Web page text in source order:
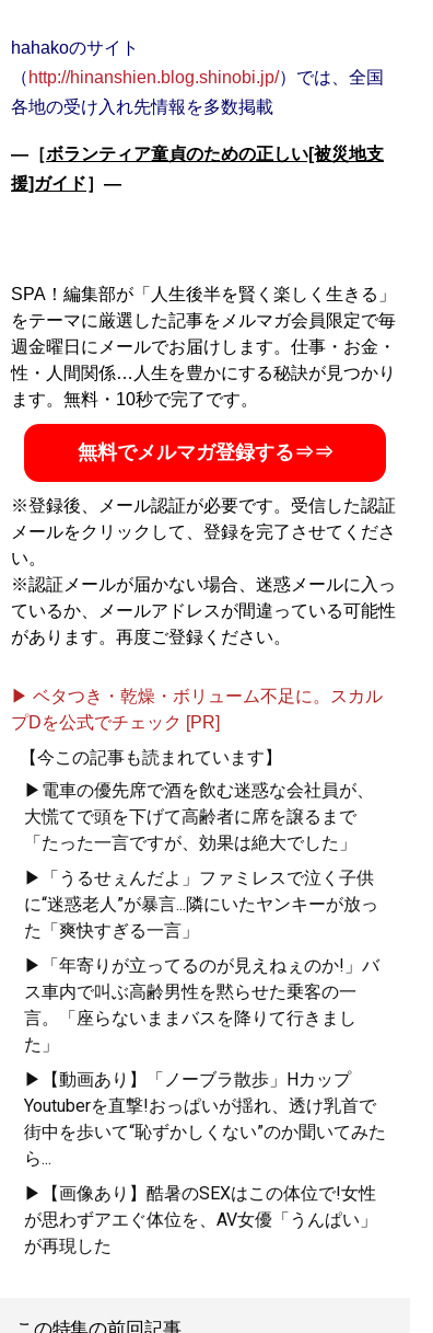
hahakoのサイト
（ http://hinanshien.blog.shinobi.jp/）では、全国
各地の受け入れ先情報を多数掲載
―［ボランティア童貞のための正しい[被災地支
援]ガイド］―
SPA！編集部が「人生後半を賢く楽しく生きる」
をテーマに厳選した記事をメルマガ会員限定で毎
週金曜日にメールでお届けします。仕事・お金・
性・人間関係…人生を豊かにする秘訣が見つかり
ます。無料・10秒で完了です。
無料でメルマガ登録する⇒⇒
※登録後、メール認証が必要です。受信した認証
メールをクリックして、登録を完了させてくださ
い。
※認証メールが届かない場合、迷惑メールに入っ
ているか、メールアドレスが間違っている可能性
があります。再度ご登録ください。
▶ ベタつき・乾燥・ボリューム不足に。スカル
プDを公式でチェック [PR]
【今この記事も読まれています】
▶電車の優先席で酒を飲む迷惑な会社員が、
大慌てで頭を下げて高齢者に席を譲るまで
「たった一言ですが、効果は絶大でした」
▶「うるせぇんだよ」ファミレスで泣く子供
に“迷惑老人”が暴言...隣にいたヤンキーが放っ
た「爽快すぎる一言」
▶「年寄りが立ってるのが見えねぇのか!」バ
ス車内で叫ぶ高齢男性を黙らせた乗客の一
言。「座らないままバスを降りて行きまし
た」
▶【動画あり】「ノーブラ散歩」Hカップ
Youtuberを直撃!おっぱいが揺れ、透け乳首で
街中を歩いて“恥ずかしくない”のか聞いてみた
ら...
▶【画像あり】酷暑のSEXはこの体位で!女性
が思わずアエぐ体位を、AV女優「うんぱい」
が再現した
この特集の前回記事